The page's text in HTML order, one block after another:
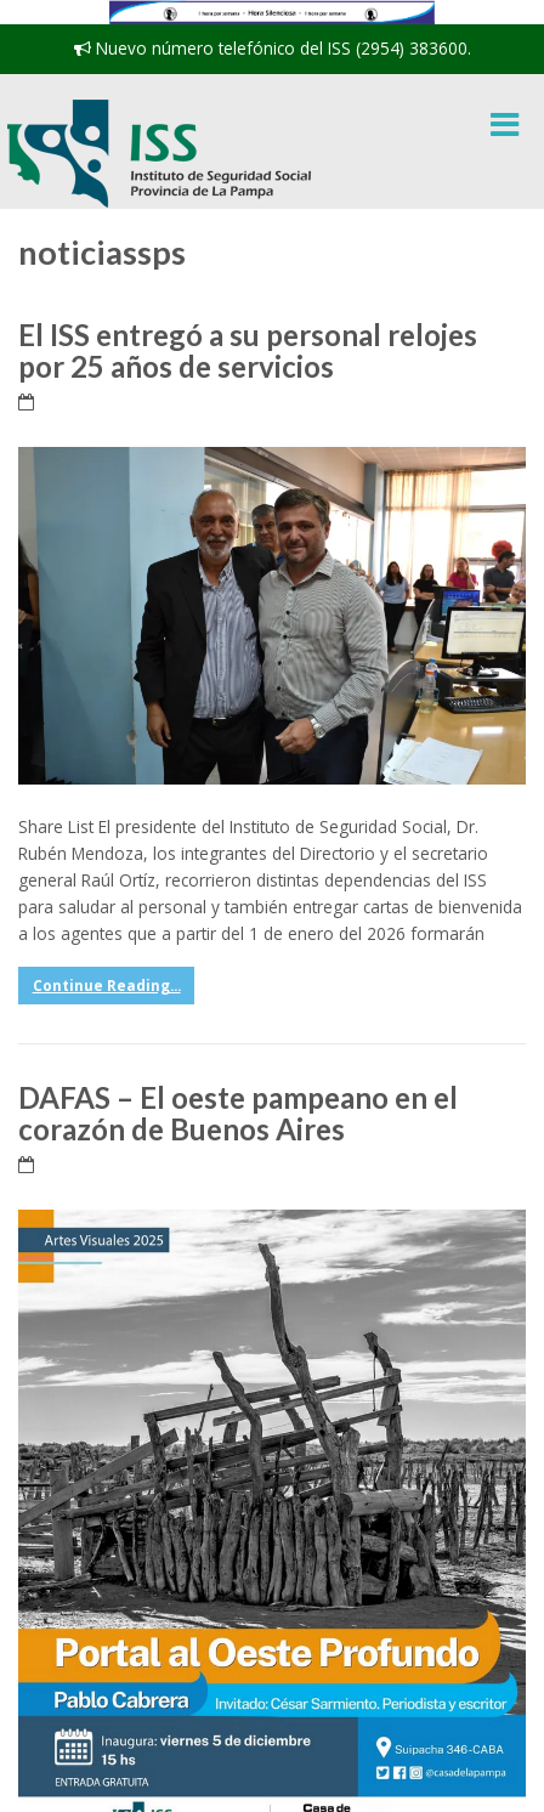
Nuevo número telefónico del ISS (2954) 383600.
noticiassps
El ISS entregó a su personal relojes
por 25 años de servicios
Share List El presidente del Instituto de Seguridad Social, Dr.
Rubén Mendoza, los integrantes del Directorio y el secretario
general Raúl Ortíz, recorrieron distintas dependencias del ISS
para saludar al personal y también entregar cartas de bienvenida
a los agentes que a partir del 1 de enero del 2026 formarán
Continue Reading...
DAFAS – El oeste pampeano en el
corazón de Buenos Aires